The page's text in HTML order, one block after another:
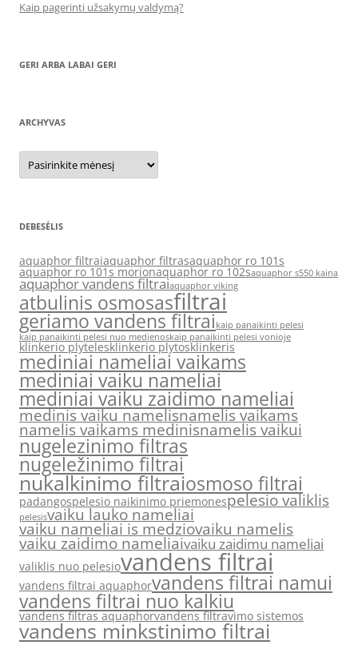
Kaip pagerinti užsakymų valdymą?
GERI ARBA LABAI GERI
ARCHYVAS
Archyvas
DEBESĖLIS
aquaphor filtraiaquaphor filtrasaquaphor ro 101s
aquaphor ro 101s morionaquaphor ro 102saquaphor s550 kaina
aquaphor vandens filtraiaquaphor viking
atbulinis osmosasfiltrai
geriamo vandens filtraikaip panaikinti pelesi
kaip panaikinti pelesi nuo medienoskaip panaikinti pelesi vonioje
klinkerio plytelesklinkerio plytosklinkeris
mediniai nameliai vaikams
mediniai vaiku nameliai
mediniai vaiku zaidimo nameliai
medinis vaiku namelisnamelis vaikams
namelis vaikams medinisnamelis vaikui
nugelezinimo filtras
nugeležinimo filtrai
nukalkinimo filtraiosmoso filtrai
padangospelesio naikinimo priemonespelesio valiklis
pelesisvaiku lauko nameliai
vaiku nameliai is medziovaiku namelis
vaiku zaidimo nameliaivaiku zaidimu nameliai
valiklis nuo pelesiovandens filtrai
vandens filtrai aquaphorvandens filtrai namui
vandens filtrai nuo kalkiu
vandens filtras aquaphorvandens filtravimo sistemos
vandens minkstinimo filtrai